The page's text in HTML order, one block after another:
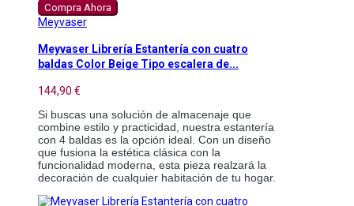
Compra Ahora
Meyvaser
Meyvaser Librería Estantería con cuatro
baldas Color Beige Tipo escalera de...
144,90 €
Si buscas una solución de almacenaje que
combine estilo y practicidad, nuestra estantería
con 4 baldas es la opción ideal. Con un diseño
que fusiona la estética clásica con la
funcionalidad moderna, esta pieza realzará la
decoración de cualquier habitación de tu hogar.